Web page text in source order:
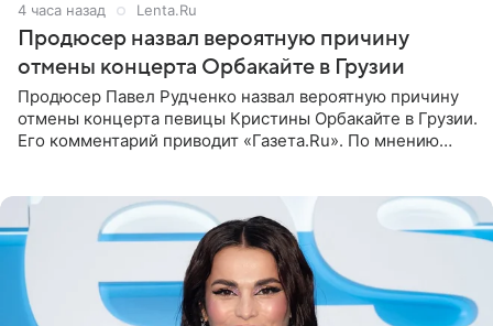
4 часа назад Lenta.Ru
Продюсер назвал вероятную причину
отмены концерта Орбакайте в Грузии
Продюсер Павел Рудченко назвал вероятную причину
отмены концерта певицы Кристины Орбакайте в Грузии.
Его комментарий приводит «Газета.Ru». По мнению